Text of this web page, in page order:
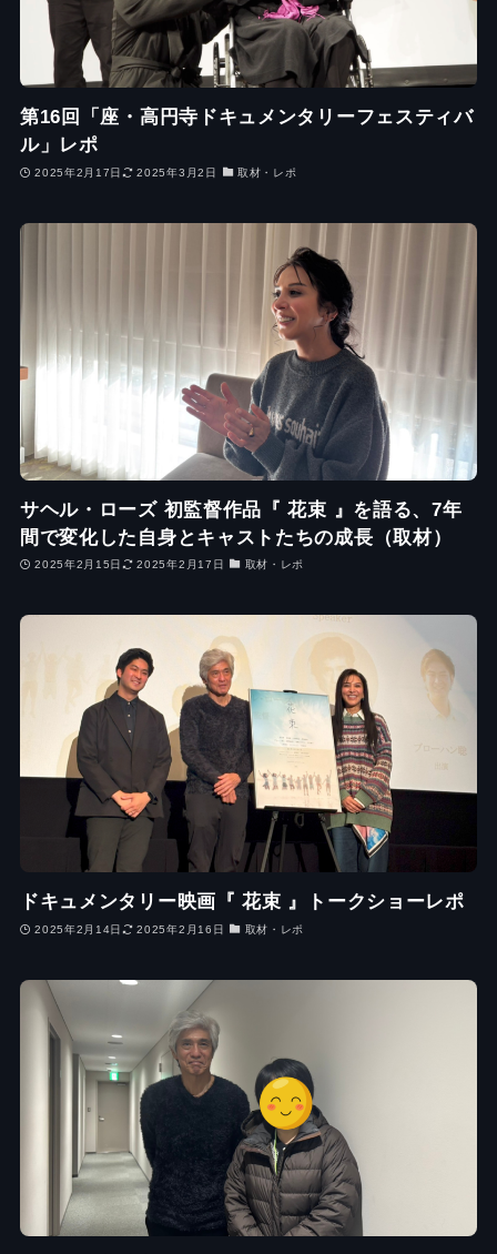
第16回「座・高円寺ドキュメンタリーフェスティバ
ル」レポ
2025年2月17日 2025年3月2日 取材・レポ
サヘル・ローズ 初監督作品『 花束 』を語る、7年
間で変化した自身とキャストたちの成長（取材）
2025年2月15日 2025年2月17日 取材・レポ
ドキュメンタリー映画『 花束 』トークショーレポ
2025年2月14日 2025年2月16日 取材・レポ